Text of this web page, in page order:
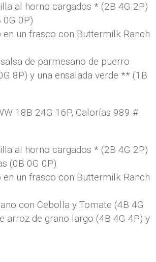
al horno cargados * (2B 4G 2P)
0G 0P)
en un frasco con Buttermilk Ranch
de parmesano de puerro
8P) y una ensalada verde ** (1B
18B 24G 16P, Calorías 989 #
al horno cargados * (2B 4G 2P)
(0B 0G 0P)
en un frasco con Buttermilk Ranch
con Cebolla y Tomate (4B 4G
arroz de grano largo (4B 4G 4P) y